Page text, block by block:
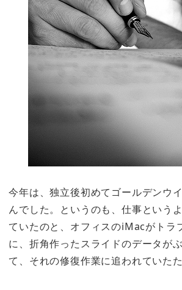
今年は、独立後初めてゴールデンウ
んでした。というのも、仕事という
ていたのと、オフィスのiMacがトラ
に、折角作ったスライドのデータが
て、それの修復作業に追われていたた